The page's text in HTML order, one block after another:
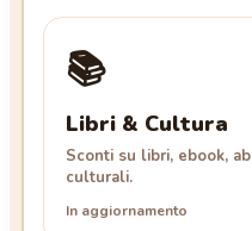
📚
Libri & Cultura
Sconti su libri, ebook,
culturali.
In aggiornamento